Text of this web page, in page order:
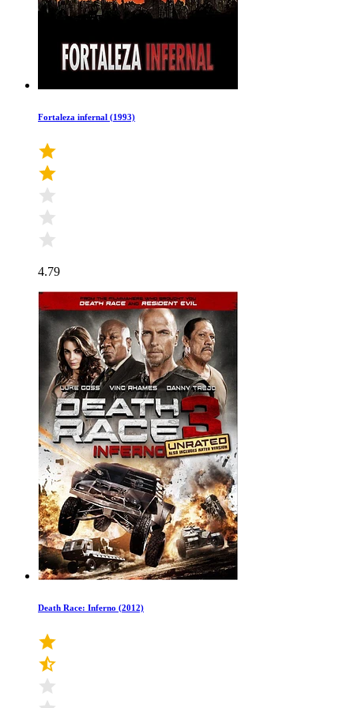
Fortaleza infernal (1993)
4.79
Death Race: Inferno (2012)